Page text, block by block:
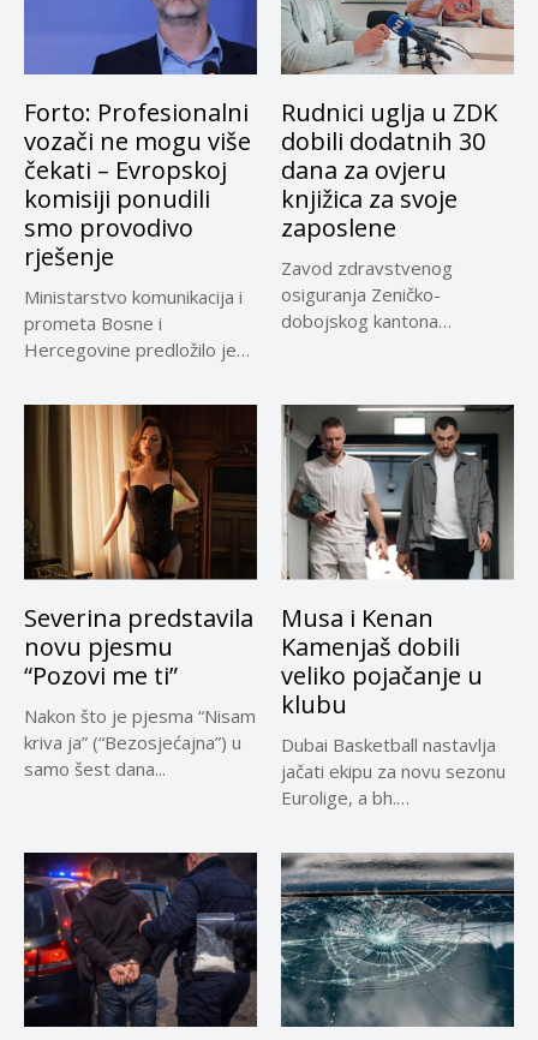
Forto: Profesionalni
vozači ne mogu više
čekati – Evropskoj
komisiji ponudili
smo provodivo
rješenje
Ministarstvo komunikacija i
prometa Bosne i
Hercegovine predložilo je
privremeno...
Rudnici uglja u ZDK
dobili dodatnih 30
dana za ovjeru
knjižica za svoje
zaposlene
Zavod zdravstvenog
osiguranja Zeničko-
dobojskog kantona
Severina predstavila
novu pjesmu
“Pozovi me ti”
Nakon što je pjesma “Nisam
kriva ja” (“Bezosjećajna”) u
samo šest dana...
Musa i Kenan
Kamenjaš dobili
veliko pojačanje u
klubu
Dubai Basketball nastavlja
jačati ekipu za novu sezonu
Eurolige, a bh.